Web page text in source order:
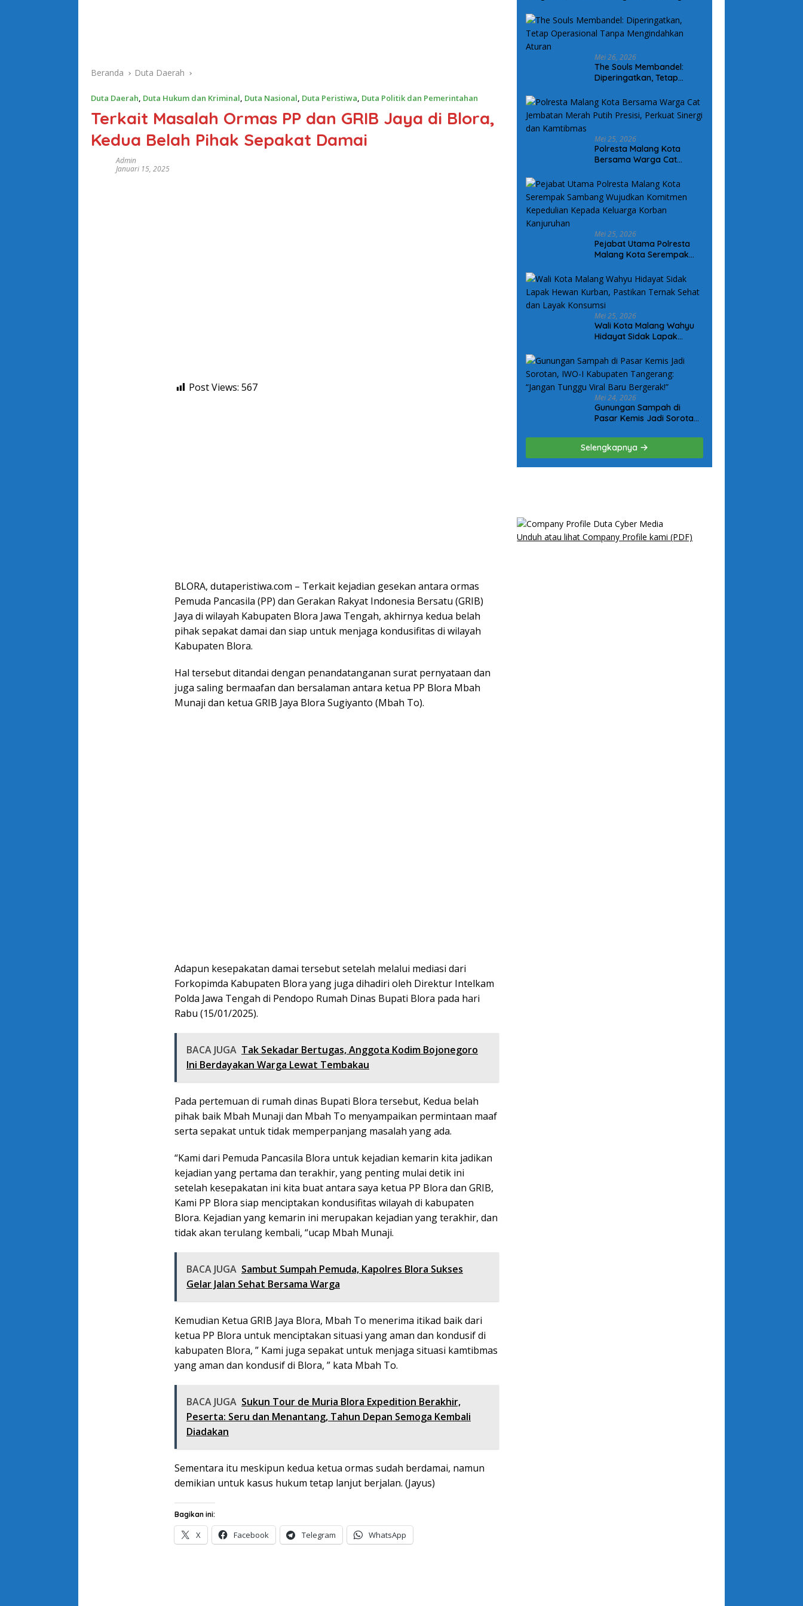
Beranda Duta Daerah
Duta Daerah, Duta Hukum dan Kriminal, Duta Nasional, Duta Peristiwa, Duta Politik dan Pemerintahan
Terkait Masalah Ormas PP dan GRIB Jaya di Blora,
Kedua Belah Pihak Sepakat Damai
Admin
Januari 15, 2025
Post Views: 567
BLORA, dutaperistiwa.com – Terkait kejadian gesekan antara ormas
Pemuda Pancasila (PP) dan Gerakan Rakyat Indonesia Bersatu (GRIB)
Jaya di wilayah Kabupaten Blora Jawa Tengah, akhirnya kedua belah
pihak sepakat damai dan siap untuk menjaga kondusifitas di wilayah
Kabupaten Blora.
Hal tersebut ditandai dengan penandatanganan surat pernyataan dan
juga saling bermaafan dan bersalaman antara ketua PP Blora Mbah
Munaji dan ketua GRIB Jaya Blora Sugiyanto (Mbah To).
Adapun kesepakatan damai tersebut setelah melalui mediasi dari
Forkopimda Kabupaten Blora yang juga dihadiri oleh Direktur Intelkam
Polda Jawa Tengah di Pendopo Rumah Dinas Bupati Blora pada hari
Rabu (15/01/2025).
BACA JUGA Tak Sekadar Bertugas, Anggota Kodim Bojonegoro
Ini Berdayakan Warga Lewat Tembakau
Pada pertemuan di rumah dinas Bupati Blora tersebut, Kedua belah
pihak baik Mbah Munaji dan Mbah To menyampaikan permintaan maaf
serta sepakat untuk tidak memperpanjang masalah yang ada.
“Kami dari Pemuda Pancasila Blora untuk kejadian kemarin kita jadikan
kejadian yang pertama dan terakhir, yang penting mulai detik ini
setelah kesepakatan ini kita buat antara saya ketua PP Blora dan GRIB,
Kami PP Blora siap menciptakan kondusifitas wilayah di kabupaten
Blora. Kejadian yang kemarin ini merupakan kejadian yang terakhir, dan
tidak akan terulang kembali, “ucap Mbah Munaji.
BACA JUGA Sambut Sumpah Pemuda, Kapolres Blora Sukses
Gelar Jalan Sehat Bersama Warga
Kemudian Ketua GRIB Jaya Blora, Mbah To menerima itikad baik dari
ketua PP Blora untuk menciptakan situasi yang aman dan kondusif di
kabupaten Blora, ” Kami juga sepakat untuk menjaga situasi kamtibmas
yang aman dan kondusif di Blora, ” kata Mbah To.
BACA JUGA Sukun Tour de Muria Blora Expedition Berakhir,
Peserta: Seru dan Menantang, Tahun Depan Semoga Kembali
Diadakan
Sementara itu meskipun kedua ketua ormas sudah berdamai, namun
demikian untuk kasus hukum tetap lanjut berjalan. (Jayus)
Bagikan ini:
X Facebook Telegram WhatsApp
Mei 26, 2026
The Souls Membandel:
Diperingatkan, Tetap
Mengindahkan Aturan
Mei 25, 2026
Polresta Malang Kota
Bersama Warga Cat
Presisi, Perkuat Sinergi dan
Kamtibmas
Mei 25, 2026
Pejabat Utama Polresta
Malang Kota Serempak
Komitmen Kepedulian
Kepada Keluarga Korban
Kanjuruhan
Mei 25, 2026
Wali Kota Malang Wahyu
Hidayat Sidak Lapak
Ternak Sehat dan Layak
Konsumsi
Mei 24, 2026
Gunungan Sampah di
Pasar Kemis Jadi Sorotan,
Tangerang: “Jangan
Tunggu Viral Baru
Bergerak!”
Selengkapnya
Unduh atau lihat Company Profile kami (PDF)